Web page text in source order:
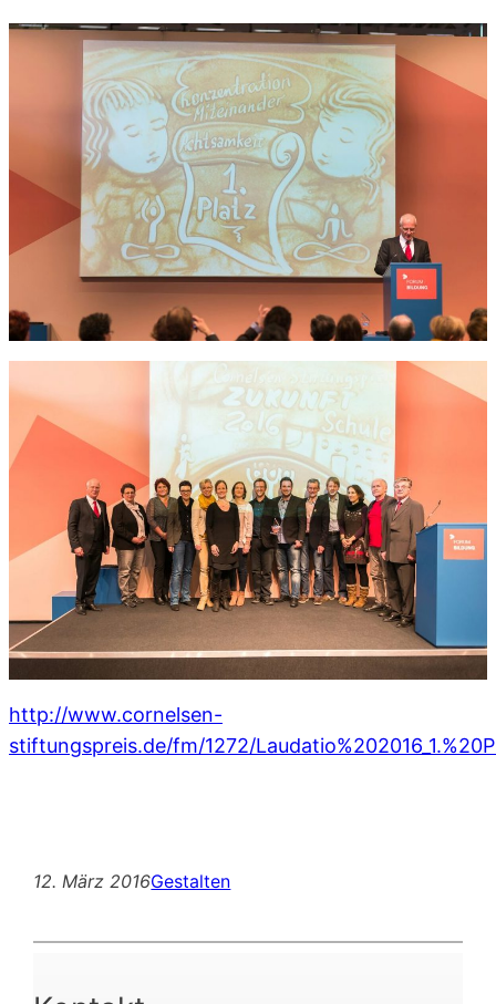
http://www.cornelsen-
stiftungspreis.de/fm/1272/Laudatio%202016_1.
12. März 2016Gestalten